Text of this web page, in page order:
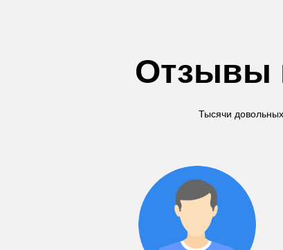
Отзывы
Тысячи